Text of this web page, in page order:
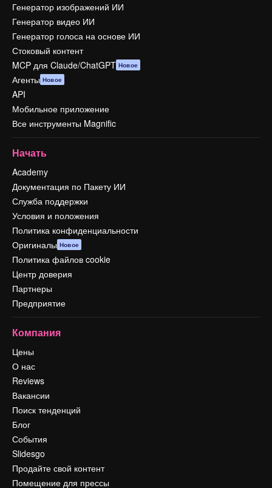
Генератор изображений ИИ
Генератор видео ИИ
Генератор голоса на основе ИИ
Стоковый контент
MCP для Claude/ChatGPT Новое
Агенты Новое
API
Мобильное приложение
Все инструменты Magnific
Начать
Academy
Документация по Пакету ИИ
Служба поддержки
Условия и положения
Политика конфиденциальности
Оригиналы Новое
Политика файлов cookie
Центр доверия
Партнеры
Предприятие
Компания
Цены
О нас
Reviews
Вакансии
Поиск тенденций
Блог
События
Slidesgo
Продайте свой контент
Помещение для прессы